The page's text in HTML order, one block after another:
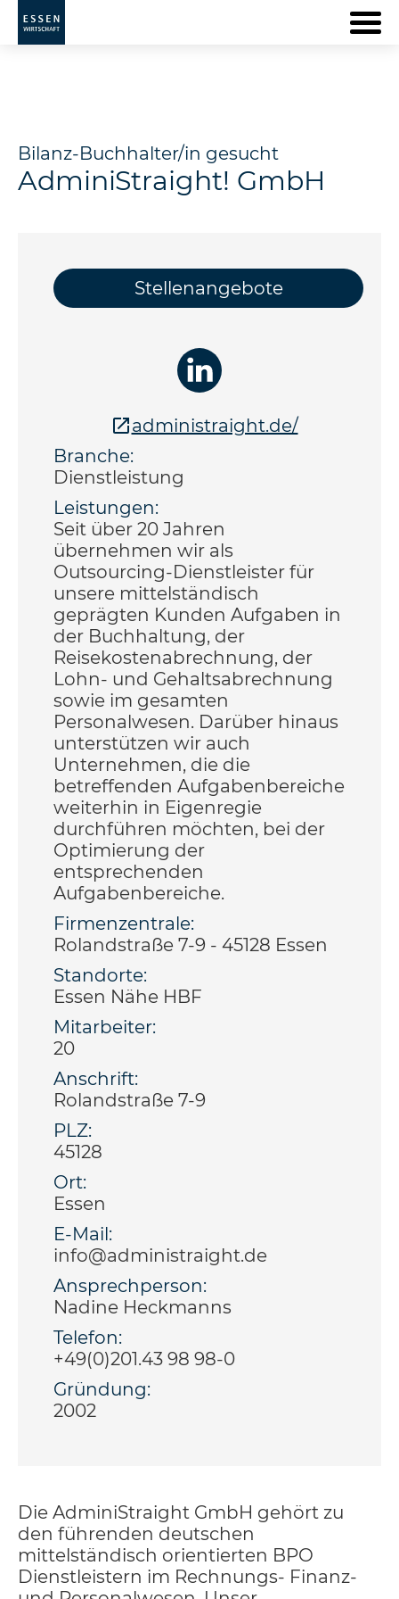
Bilanz-Buchhalter/in gesucht
AdminiStraight! GmbH
Die AdminiStraight GmbH gehört zu
den führenden deutschen
mittelständisch orientierten BPO
Dienstleistern im Rechnungs- Finanz-
Stellenangebote
administraight.de/
Branche:
Dienstleistung
Leistungen:
Seit über 20 Jahren
übernehmen wir als
Outsourcing-Dienstleister für
unsere mittelständisch
geprägten Kunden Aufgaben in
der Buchhaltung, der
Reisekostenabrechnung, der
Lohn- und Gehaltsabrechnung
sowie im gesamten
Personalwesen. Darüber hinaus
unterstützen wir auch
Unternehmen, die die
betreffenden Aufgabenbereiche
weiterhin in Eigenregie
durchführen möchten, bei der
Optimierung der
entsprechenden
Aufgabenbereiche.
Firmenzentrale:
Rolandstraße 7-9 - 45128 Essen
Standorte:
Essen Nähe HBF
Mitarbeiter:
20
Anschrift:
Rolandstraße 7-9
PLZ:
45128
Ort:
Essen
E-Mail:
info@administraight.de
Ansprechperson:
Nadine Heckmanns
Telefon:
+49(0)201.43 98 98-0
Gründung:
2002